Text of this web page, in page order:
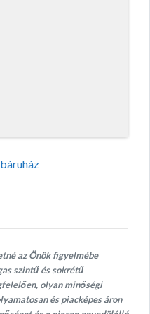
az Önök figyelmébe
szintű és sokrétű
olyan minőségi
és piacképes áron